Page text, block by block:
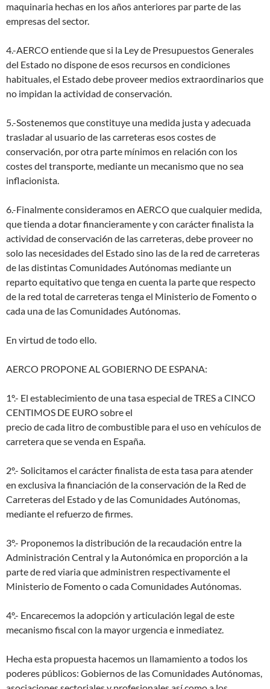
maquinaria hechas en los años anteriores par parte de las
empresas del sector.
4.-AERCO entiende que si la Ley de Presupuestos Generales
del Estado no dispone de esos recursos en condiciones
habituales, el Estado debe proveer medios extraordinarios que
no impidan la actividad de conservación.
5.-Sostenemos que constituye una medida justa y adecuada
trasladar al usuario de las carreteras esos costes de
conservaci6n, por otra parte mínimos en relaci6n con los
costes del transporte, mediante un mecanismo que no sea
inflacionista.
6.-Finalmente consideramos en AERCO que cualquier medida,
que tienda a dotar financieramente y con carácter finalista la
actividad de conservaci6n de las carreteras, debe proveer no
solo las necesidades del Estado sino las de la red de carreteras
de las distintas Comunidades Autónomas mediante un
reparto equitativo que tenga en cuenta la parte que respecto
de la red total de carreteras tenga el Ministerio de Fomento o
cada una de las Comunidades Autónomas.
En virtud de todo ello.
AERCO PROPONE AL GOBIERNO DE ESPANA:
1º.- El establecimiento de una tasa especial de TRES a CINCO
CENTIMOS DE EURO sobre el
precio de cada litro de combustible para el uso en vehículos de
carretera que se venda en España.
2º.- Solicitamos el carácter finalista de esta tasa para atender
en exclusiva la financiación de la conservación de la Red de
Carreteras del Estado y de las Comunidades Autónomas,
mediante el refuerzo de firmes.
3º.- Proponemos la distribución de la recaudación entre la
Administración Central y la Autonómica en proporción a la
parte de red viaria que administren respectivamente el
Ministerio de Fomento o cada Comunidades Autónomas.
4º.- Encarecemos la adopción y articulación legal de este
mecanismo fiscal con la mayor urgencia e inmediatez.
Hecha esta propuesta hacemos un llamamiento a todos los
poderes públicos: Gobiernos de las Comunidades Autónomas,